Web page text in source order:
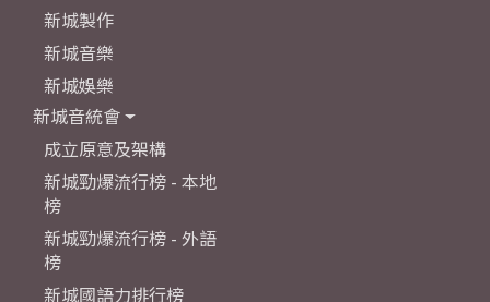
新城製作
新城音樂
新城娛樂
新城音統會
成立原意及架構
新城勁爆流行榜 - 本地
榜
新城勁爆流行榜 - 外語
榜
新城國語力排行榜